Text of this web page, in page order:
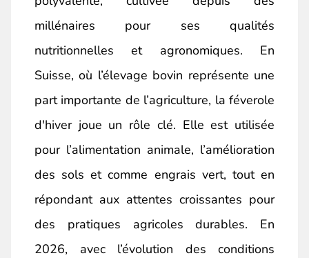
millénaires pour ses qualités
nutritionnelles et agronomiques. En
Suisse, où l’élevage bovin représente une
part importante de l’agriculture, la féverole
d'hiver joue un rôle clé. Elle est utilisée
pour l’alimentation animale, l’amélioration
des sols et comme engrais vert, tout en
répondant aux attentes croissantes pour
des pratiques agricoles durables. En
2026, avec l’évolution des conditions